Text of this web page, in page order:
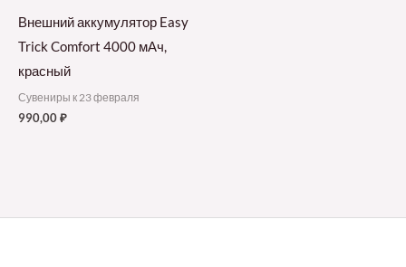
Внешний аккумулятор Easy
Trick Comfort 4000 мАч,
красный
Сувениры к 23 февраля
990,00₽